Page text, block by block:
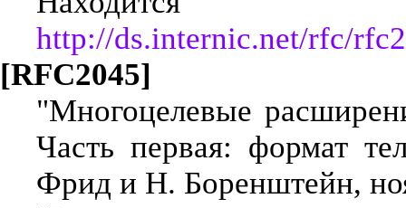
http://ds.internic.net/rfc/
[RFC2045]
"Многоцелевые
Часть первая: формат
Фрид и Н. Боренштейн,